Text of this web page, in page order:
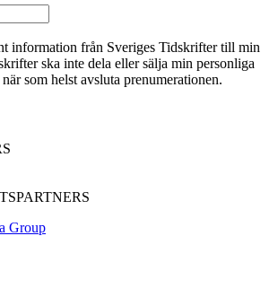
information från Sveriges Tidskrifter till min
ska inte dela eller sälja min personliga
som helst avsluta prenumerationen.
Group